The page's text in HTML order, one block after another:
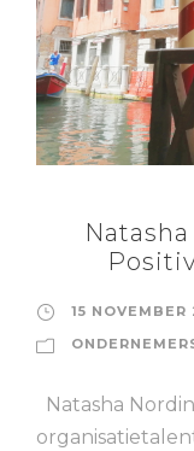
15 NOVEMBER
Natasha